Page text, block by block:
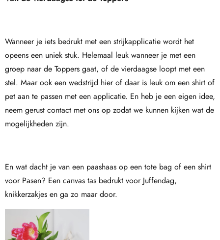
Wanneer je iets bedrukt met een strijkapplicatie wordt het
opeens een uniek stuk. Helemaal leuk wanneer je met een
groep naar de Toppers gaat, of de vierdaagse loopt met een
stel. Maar ook een wedstrijd hier of daar is leuk om een shirt of
pet aan te passen met een applicatie. En heb je een eigen idee,
neem gerust contact met ons op zodat we kunnen kijken wat de
mogelijkheden zijn.
En wat dacht je van een paashaas op een tote bag of een shirt
voor Pasen? Een canvas tas bedrukt voor Juffendag,
knikkerzakjes en ga zo maar door.